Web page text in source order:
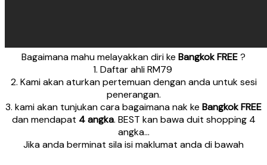
Bagaimana mahu melayakkan diri ke Bangkok FREE?
1. Daftar ahli RM79
2. Kami akan aturkan pertemuan dengan anda untuk sesi
penerangan.
3. kami akan tunjukan cara bagaimana nak ke Bangkok FREE
dan mendapat 4 angka. BEST kan bawa duit shopping 4
angka…
Jika anda berminat sila isi maklumat anda di bawah